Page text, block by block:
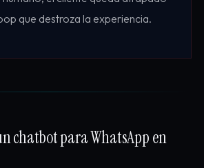
que destroza la experiencia.
chatbot para WhatsApp en